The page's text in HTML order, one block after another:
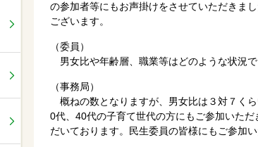
の参加者等にもお声掛けをさせていただきま
ございます。
（委員）
男女比や年齢層、職業等はどのような状況で
（事務局）
概ねの数となりますが、男女比は３対７く
0代、40代の子育て世代の方にもご参加いた
だいております。民生委員の皆様にもご参加い